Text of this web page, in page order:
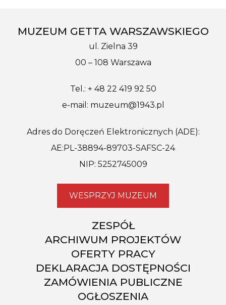
MUZEUM GETTA WARSZAWSKIEGO
ul. Zielna 39
00 – 108 Warszawa
Tel.: + 48 22 419 92 50
e-mail: muzeum@1943.pl
Adres do Doręczeń Elektronicznych (ADE):
AE:PL-38894-89703-SAFSC-24
NIP: 5252745009
WESPRZYJ MUZEUM
ZESPÓŁ
ARCHIWUM PROJEKTÓW
OFERTY PRACY
DEKLARACJA DOSTĘPNOŚCI
ZAMÓWIENIA PUBLICZNE
OGŁOSZENIA